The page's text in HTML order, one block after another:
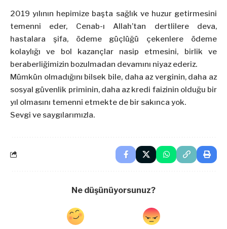
2019 yılının hepimize başta sağlık ve huzur getirmesini
temenni eder, Cenab-ı Allah’tan dertlilere deva,
hastalara şifa, ödeme güçlüğü çekenlere ödeme
kolaylığı ve bol kazançlar nasip etmesini, birlik ve
beraberliğimizin bozulmadan devamını niyaz ederiz.
Mümkün olmadığını bilsek bile, daha az verginin, daha az
sosyal güvenlik priminin, daha az kredi faizinin olduğu bir
yıl olmasını temenni etmekte de bir sakınca yok.
Sevgi ve saygılarımızla.
Ne düşünüyorsunuz?